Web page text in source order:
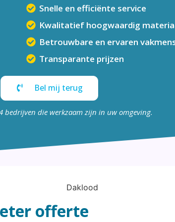
Snelle en efficiënte service
Kwalitatief hoogwaardig
Betrouwbare en ervaren
Transparante prijzen
Bel mij terug
die werkzaam zijn in uw omgeving.
offerte